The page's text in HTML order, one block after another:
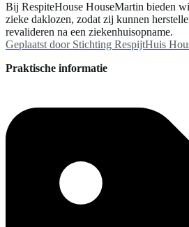
Bij RespiteHouse HouseMartin bieden
zieke daklozen, zodat zij kunnen
revalideren na een ziekenhuisopname.
Geplaatst door Stichting RespijtHuis
Praktische informatie